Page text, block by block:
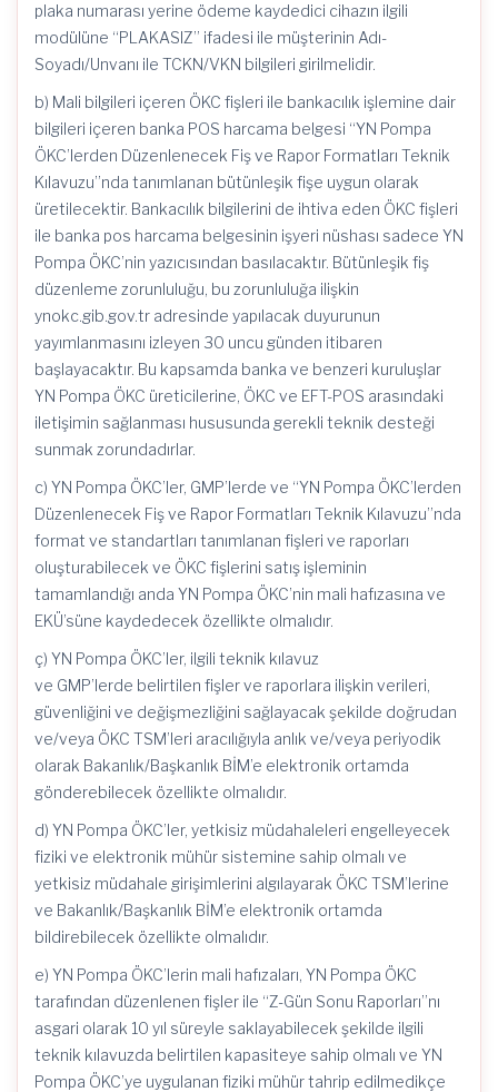
plaka numarası yerine ödeme kaydedici cihazın ilgili
modülüne “PLAKASIZ” ifadesi ile müşterinin Adı-
Soyadı/Unvanı ile TCKN/VKN bilgileri girilmelidir.
b) Mali bilgileri içeren ÖKC fişleri ile bankacılık işlemine dair
bilgileri içeren banka POS harcama belgesi “YN Pompa
ÖKC’lerden Düzenlenecek Fiş ve Rapor Formatları Teknik
Kılavuzu”nda tanımlanan bütünleşik fişe uygun olarak
üretilecektir. Bankacılık bilgilerini de ihtiva eden ÖKC fişleri
ile banka pos harcama belgesinin işyeri nüshası sadece YN
Pompa ÖKC’nin yazıcısından basılacaktır. Bütünleşik fiş
düzenleme zorunluluğu, bu zorunluluğa ilişkin
ynokc.gib.gov.tr adresinde yapılacak duyurunun
yayımlanmasını izleyen 30 uncu günden itibaren
başlayacaktır. Bu kapsamda banka ve benzeri kuruluşlar
YN Pompa ÖKC üreticilerine, ÖKC ve EFT-POS arasındaki
iletişimin sağlanması hususunda gerekli teknik desteği
sunmak zorundadırlar.
c) YN Pompa ÖKC’ler, GMP’lerde ve “YN Pompa ÖKC’lerden
Düzenlenecek Fiş ve Rapor Formatları Teknik Kılavuzu”nda
format ve standartları tanımlanan fişleri ve raporları
oluşturabilecek ve ÖKC fişlerini satış işleminin
tamamlandığı anda YN Pompa ÖKC’nin mali hafızasına ve
EKÜ’süne kaydedecek özellikte olmalıdır.
ç) YN Pompa ÖKC’ler, ilgili teknik kılavuz
ve GMP’lerde belirtilen fişler ve raporlara ilişkin verileri,
güvenliğini ve değişmezliğini sağlayacak şekilde doğrudan
ve/veya ÖKC TSM’leri aracılığıyla anlık ve/veya periyodik
olarak Bakanlık/Başkanlık BİM’e elektronik ortamda
gönderebilecek özellikte olmalıdır.
d) YN Pompa ÖKC’ler, yetkisiz müdahaleleri engelleyecek
fiziki ve elektronik mühür sistemine sahip olmalı ve
yetkisiz müdahale girişimlerini algılayarak ÖKC TSM’lerine
ve Bakanlık/Başkanlık BİM’e elektronik ortamda
bildirebilecek özellikte olmalıdır.
e) YN Pompa ÖKC’lerin mali hafızaları, YN Pompa ÖKC
tarafından düzenlenen fişler ile “Z-Gün Sonu Raporları”nı
asgari olarak 10 yıl süreyle saklayabilecek şekilde ilgili
teknik kılavuzda belirtilen kapasiteye sahip olmalı ve YN
Pompa ÖKC’ye uygulanan fiziki mühür tahrip edilmedikçe